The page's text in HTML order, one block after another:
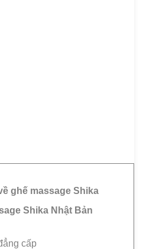
ghế massage Shika
Shika Nhật Bản
cấp